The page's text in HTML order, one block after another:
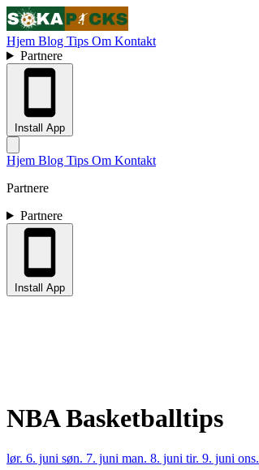
Hjem Blog Tips Om Kontakt
Partnere
Install App
Hjem Blog Tips Om Kontakt
Partnere
Partnere
Install App
NBABasketballtips
lør. 6. juni søn. 7. juni man. 8. juni tir. 9. juni ons.